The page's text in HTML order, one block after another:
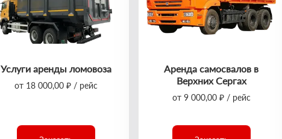
Услуги аренды ломовоза
от 18 000,00 ₽ / рейс
Аренда самосвалов в
Верхних Сергах
от 9 000,00 ₽ / рейс